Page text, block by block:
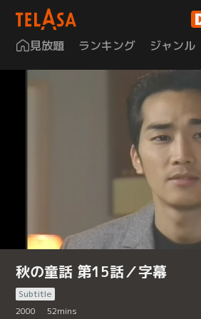
見放題 ランキング ジャンル
秋の童話 第15話／字幕
Subtitle
2000
52mins